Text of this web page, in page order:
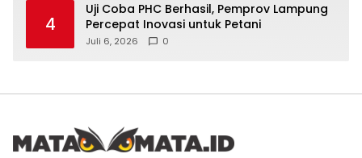
4
Uji Coba PHC Berhasil, Pemprov Lampung
Percepat Inovasi untuk Petani
Juli 6, 2026 0